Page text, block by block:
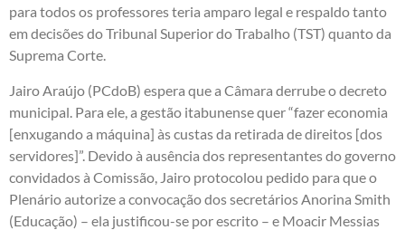
para todos os professores teria amparo legal e respaldo tanto
em decisões do Tribunal Superior do Trabalho (TST) quanto da
Suprema Corte.
Jairo Araújo (PCdoB) ​espera que a Câmara derrube o decreto
municipal. Para ele, a gestão itabunense quer “fazer economia
[enxugando a máquina] às custas da retirada de direitos [dos
servidores]”. Devido à ausência dos representantes do governo
convidados à Comissão, Jairo protocolou pedido para que o
Plenário autorize a convocação dos secretários Anorina Smith
(Educação) – ela justificou-se por escrito – e Moacir Messias